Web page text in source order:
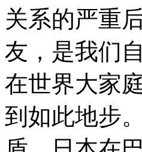
关系的严重
友，是我们
在世界大家
到如此地步